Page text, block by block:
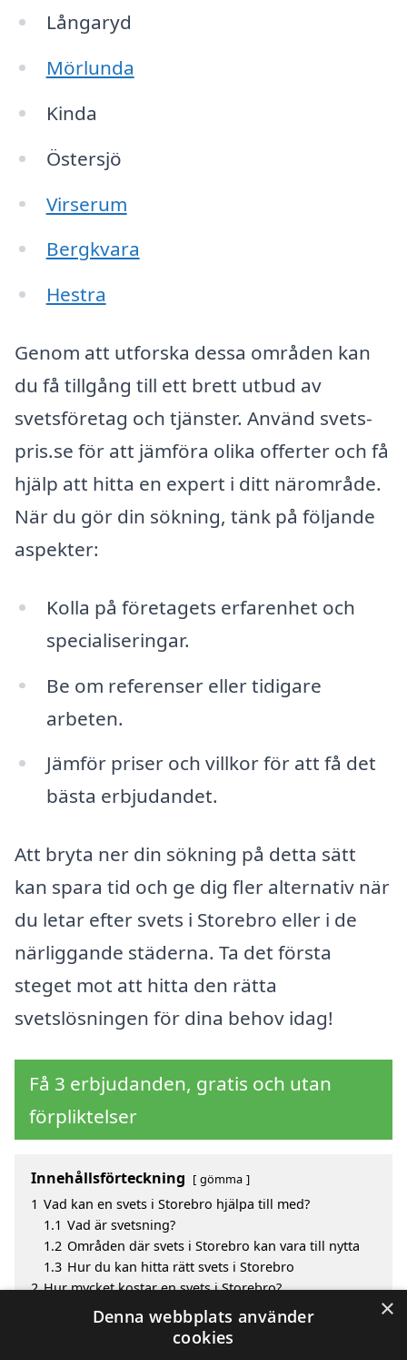
Långaryd
Mörlunda
Kinda
Östersjö
Virserum
Bergkvara
Hestra
Genom att utforska dessa områden kan
du få tillgång till ett brett utbud av
svetsföretag och tjänster. Använd svets-
pris.se för att jämföra olika offerter och få
hjälp att hitta en expert i ditt närområde.
När du gör din sökning, tänk på följande
aspekter:
Kolla på företagets erfarenhet och
specialiseringar.
Be om referenser eller tidigare
arbeten.
Jämför priser och villkor för att få det
bästa erbjudandet.
Att bryta ner din sökning på detta sätt
kan spara tid och ge dig fler alternativ när
du letar efter svets i Storebro eller i de
närliggande städerna. Ta det första
steget mot att hitta den rätta
svetslösningen för dina behov idag!
Få 3 erbjudanden, gratis och utan
förpliktelser
Innehållsförteckning gömma
1 Vad kan en svets i Storebro hjälpa till med?
1.1 Vad är svetsning?
1.2 Områden där svets i Storebro kan vara till nytta
1.3 Hur du kan hitta rätt svets i Storebro
2 Hur mycket kostar en svets i Storebro?
Fördelar med att välja svets i Storebro
Sök efter en skicklig svets i de omgivande städerna
×
Denna webbplats använder
cookies